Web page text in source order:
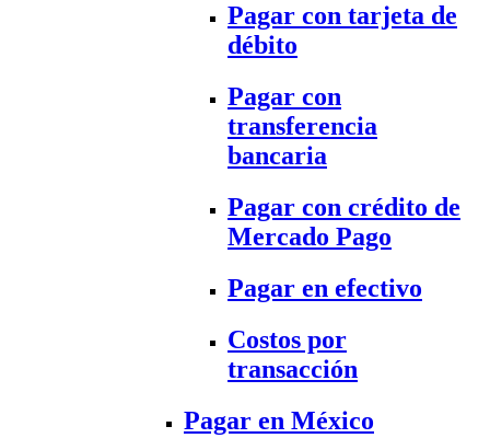
Pagar con tarjeta de
débito
Pagar con
transferencia
bancaria
Pagar con crédito de
Mercado Pago
Pagar en efectivo
Costos por
transacción
Pagar en México